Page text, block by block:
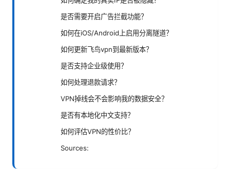
是否需要开启广告拦截功能？
如何在iOS/Android上启用分离隧道？
如何更新飞鸟vpn到最新版本？
是否支持企业级使用？
如何处理退款请求？
VPN掉线会不会影响我的数据安全？
是否有本地化中文支持？
如何评估VPN的性价比？
Sources: